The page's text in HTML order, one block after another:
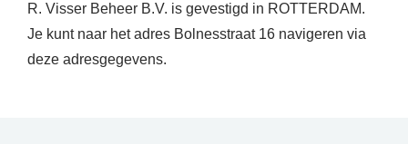
R. Visser Beheer B.V. is gevestigd in ROTTERDAM.
Je kunt naar het adres Bolnesstraat 16 navigeren via
deze adresgegevens.